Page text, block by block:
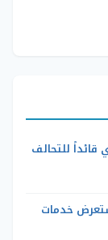
قائداً للتحالف
خدمات